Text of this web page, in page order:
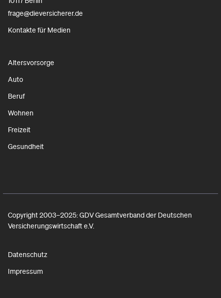
frage@dieversicherer.de
Kontakte für Medien
Altersvorsorge
Auto
Beruf
Wohnen
Freizeit
Gesundheit
Copyright 2003–2025: GDV Gesamtverband der Deutschen
Versicherungswirtschaft e.V.
Datenschutz
Impressum